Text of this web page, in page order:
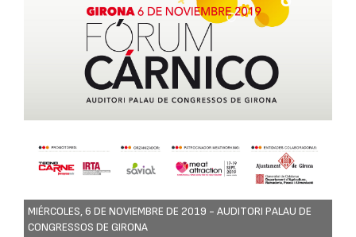
MIÉRCOLES, 6 DE NOVIEMBRE DE 2019 - AUDITORI PALAU DE
CONGRESSOS DE GIRONA